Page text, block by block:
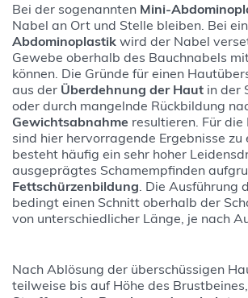
Bei der sogenannten Mini-
Nabel an Ort und Stelle bleiben. Bei
Abdominoplastik wird der Nabel
Gewebe oberhalb des Bauchnabels
können. Die Gründe für einen
aus der Überdehnung der Haut in der
oder durch mangelnde Rückbildung
Gewichtsabnahme resultieren. Für
sind hier hervorragende Ergebnisse zu
besteht häufig ein sehr hoher
ausgeprägtes Schamempfinden
Fettschürzenbildung. Die Ausführung
bedingt einen Schnitt oberhalb der
von unterschiedlicher Länge, je nach
Nach Ablösung der überschüssigen
teilweise bis auf Höhe des